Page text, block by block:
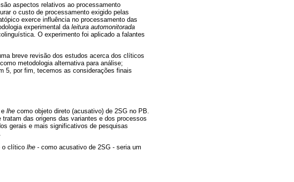
aspectos relativos ao processamento
o custo de processamento exigido pelas
exerce influência no processamento das
experimental da leitura automonitorada
O experimento foi aplicado a falantes
breve revisão dos estudos acerca dos clíticos
metodologia alternativa para análise;
5, por fim, tecemos as considerações finais
e lhe como objeto direto (acusativo) de 2SG no PB.
das origens das variantes e dos processos
gerais e mais significativos de pesquisas
.
o clítico lhe - como acusativo de 2SG - seria um